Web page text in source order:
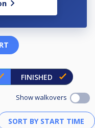
FINISHED
Show walkovers